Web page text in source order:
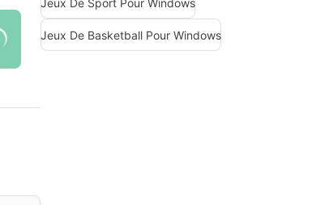
Jeux De Basketball Pour Windows